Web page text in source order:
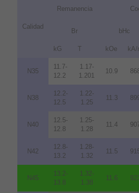
Calidad
Remanencia
Br bHc
kG T kOe kA/
N35
11.7-
12.2
1.17-
1.201
10.9
N38
12.2-
12.5
1.22-
1.25
11.3
N40
12.5-
12.8
1.25-
1.28
11.4
N42
12.8-
13.2
1.28-
1.32
11.5
N45
13.2-
13.8
1.32-
1.38
11.6